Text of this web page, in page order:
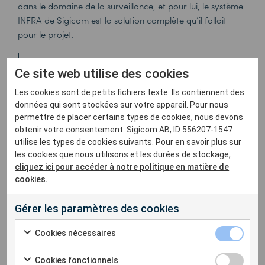
dans le domaine de la surveillance, et pour lui, le système
INFRA de Sigicom est la solution complète qu’il fallait
pour le projet.
C’est un système très
robuste et facile à utiliser
qui répond à mes
besoins. Je peux modifier
les paramètres à distance
en fonction de l’évolution
de mes besoins en
Ce site web utilise des cookies
Les cookies sont de petits fichiers texte. Ils contiennent des
données qui sont stockées sur votre appareil. Pour nous
permettre de placer certains types de cookies, nous devons
obtenir votre consentement. Sigicom AB, ID 556207-1547
utilise les types de cookies suivants. Pour en savoir plus sur
les cookies que nous utilisons et les durées de stockage,
cliquez ici pour accéder à notre politique en matière de
cookies.
Gérer les paramètres des cookies
Cookies nécessaires
Cookies fonctionnels